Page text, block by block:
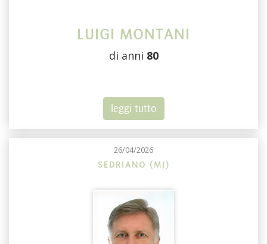
LUIGI MONTANI
di anni 80
leggi tutto
26/04/2026
SEDRIANO (MI)